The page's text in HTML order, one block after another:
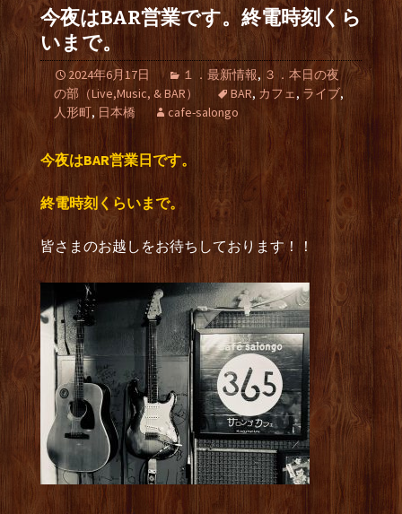
今夜はBAR営業です。終電時刻くら
いまで。
2024年6月17日 １．最新情報, ３．本日の夜
の部（Live,Music, & BAR）
BAR, カフェ, ライブ,
人形町, 日本橋 cafe-salongo
今夜はBAR営業日です。
終電時刻くらいまで。
皆さまのお越しをお待ちしております！！